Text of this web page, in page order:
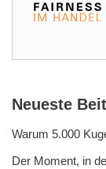
Neueste
Warum 5.000
Der Moment, in